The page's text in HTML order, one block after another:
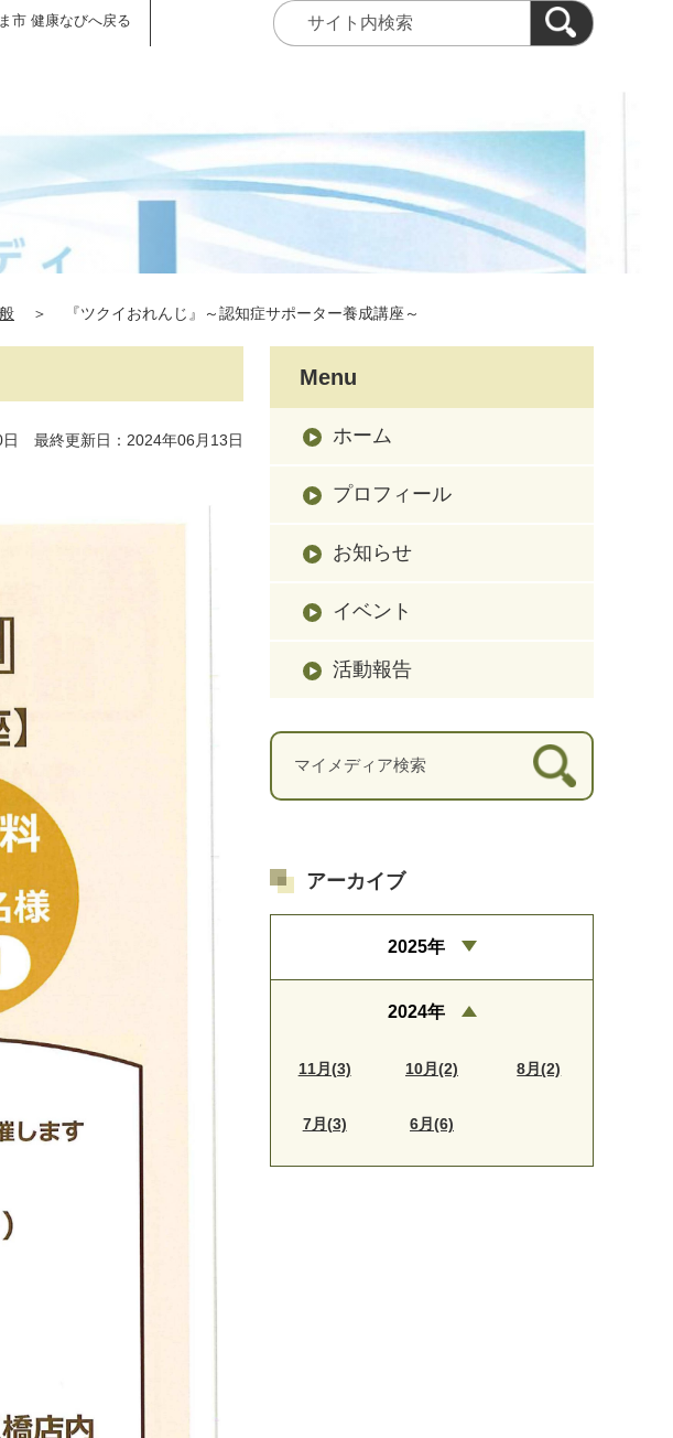
市 健康なびへ戻る
＞ 『ツクイおれんじ』～認知症サポーター養成講座～
日 最終更新日：2024年06月13日
Menu
ホーム
プロフィール
お知らせ
イベント
活動報告
アーカイブ
2025年
2024年
11月(3) 10月(2) 8月(2)
7月(3) 6月(6)